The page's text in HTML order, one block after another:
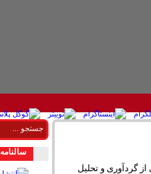
گردآوری و تحلیل
سالنامه